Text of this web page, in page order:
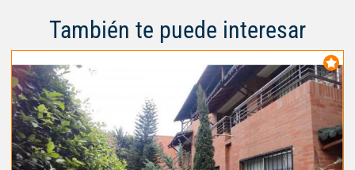
También te puede interesar